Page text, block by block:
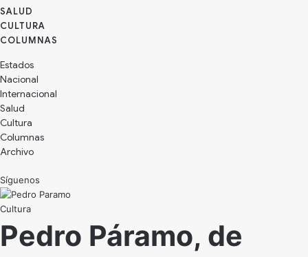
SALUD
CULTURA
Estados
Nacional
Internacional
Salud
Cultura
Archivo
Síguenos
Cultura
Pedro Páramo, de